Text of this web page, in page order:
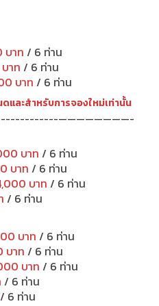
บาท / 6 ท่าน
าท / 6 ท่าน
บาท / 6 ท่าน
และสำหรับการจองใหม่เท่านั้น
————————-
บาท / 6 ท่าน
บาท / 6 ท่าน
บาท / 6 ท่าน
/ 6 ท่าน
บาท / 6 ท่าน
บาท / 6 ท่าน
บาท / 6 ท่าน
/ 6 ท่าน
/ 6 ท่าน